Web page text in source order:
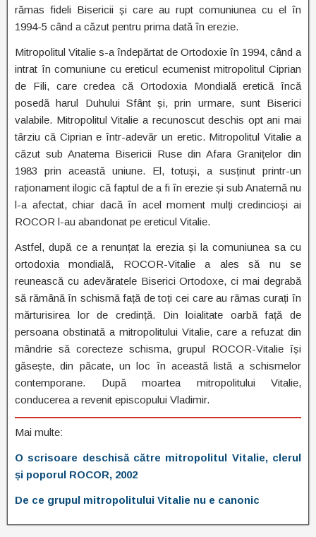
rămas fideli Bisericii și care au rupt comuniunea cu el în
1994-5 când a căzut pentru prima dată în erezie.
Mitropolitul Vitalie s-a îndepărtat de Ortodoxie în 1994, când a
intrat în comuniune cu ereticul ecumenist mitropolitul Ciprian
de Fili, care credea că Ortodoxia Mondială eretică încă
posedă harul Duhului Sfânt și, prin urmare, sunt Biserici
valabile. Mitropolitul Vitalie a recunoscut deschis opt ani mai
târziu că Ciprian e într-adevăr un eretic. Mitropolitul Vitalie a
căzut sub Anatema Bisericii Ruse din Afara Granițelor din
1983 prin această uniune. El, totuși, a susținut printr-un
raționament ilogic că faptul de a fi în erezie și sub Anatemă nu
l-a afectat, chiar dacă în acel moment mulți credincioși ai
ROCOR l-au abandonat pe ereticul Vitalie.
Astfel, după ce a renunțat la erezia și la comuniunea sa cu
ortodoxia mondială, ROCOR-Vitalie a ales să nu se
reunească cu adevăratele Biserici Ortodoxe, ci mai degrabă
să rămână în schismă față de toți cei care au rămas curați în
mărturisirea lor de credință. Din loialitate oarbă față de
persoana obstinată a mitropolitului Vitalie, care a refuzat din
mândrie să corecteze schisma, grupul ROCOR-Vitalie își
găsește, din păcate, un loc în această listă a schismelor
contemporane. După moartea mitropolitului Vitalie,
conducerea a revenit episcopului Vladimir.
Mai multe:
O scrisoare deschisă către mitropolitul Vitalie, clerul
și poporul ROCOR, 2002
De ce grupul mitropolitului Vitalie nu e canonic